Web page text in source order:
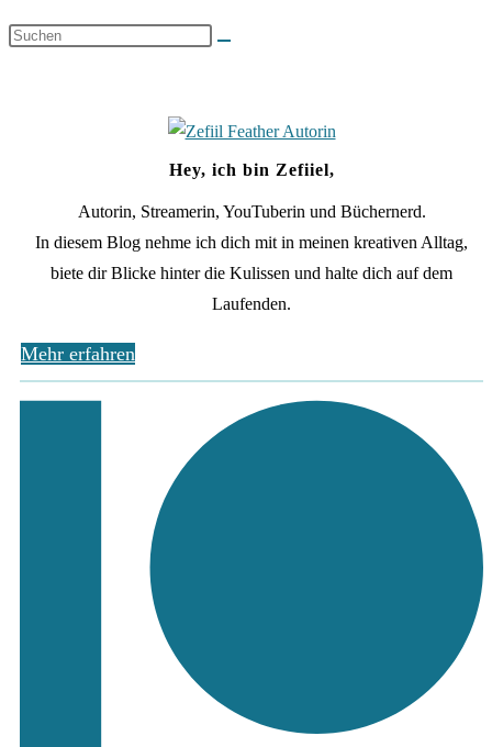
Hey, ich bin Zefiiel,
Autorin, Streamerin, YouTuberin und Büchernerd.
In diesem Blog nehme ich dich mit in meinen kreativen Alltag,
biete dir Blicke hinter die Kulissen und halte dich auf dem
Laufenden.
Mehr erfahren